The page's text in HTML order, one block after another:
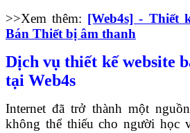
>>Xem thêm: [Web4s] - Thiết
Bán Thiết bị âm thanh
Dịch vụ thiết kế website
tại Web4s
Internet đã trở thành một
không thể thiếu cho người học